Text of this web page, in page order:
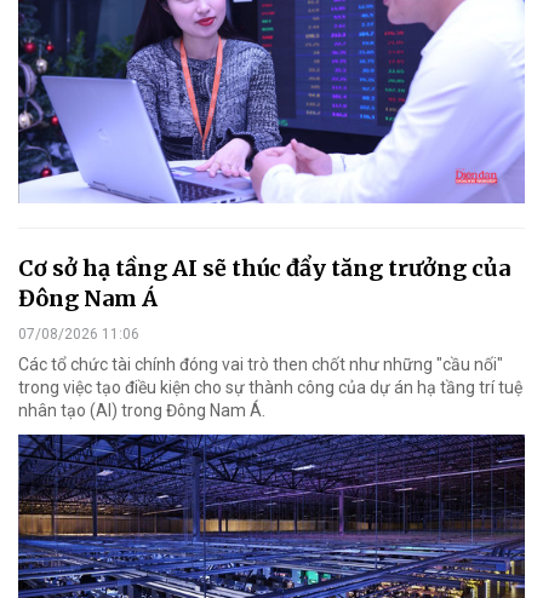
Cơ sở hạ tầng AI sẽ thúc đẩy tăng trưởng của
Đông Nam Á
07/08/2026 11:06
Các tổ chức tài chính đóng vai trò then chốt như những "cầu nối"
trong việc tạo điều kiện cho sự thành công của dự án hạ tầng trí tuệ
nhân tạo (AI) trong Đông Nam Á.